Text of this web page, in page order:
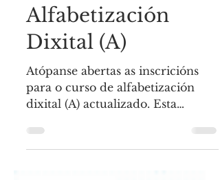
abertas! Curso de
Alfabetización
Dixital (A)
Atópanse abertas as inscricións
dixital (A) actualizado. Esta
edición contará como extra, con